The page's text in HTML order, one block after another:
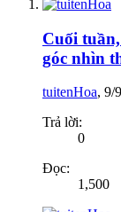
Cuối
góc nhìn
tuitenHoa, 9/
Trả lời:
0
Đọc:
1,500